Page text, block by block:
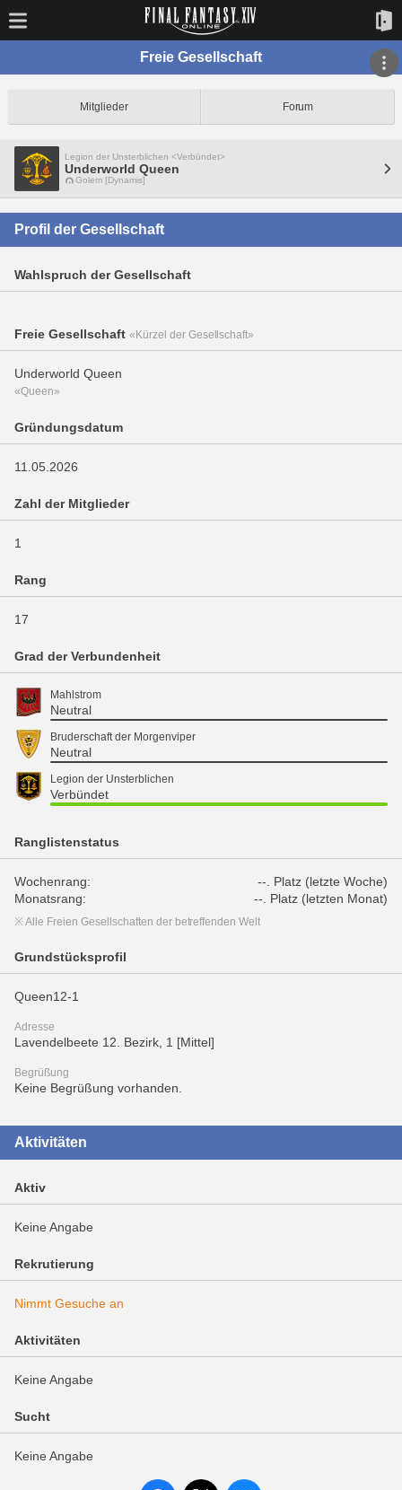
Freie Gesellschaft
Mitglieder Forum
Legion der Unsterblichen <Verbündet>
Underworld Queen
Golem [Dynamis]
Profil der Gesellschaft
Wahlspruch der Gesellschaft
Freie Gesellschaft «Kürzel der Gesellschaft»
Underworld Queen
«Queen»
Gründungsdatum
11.05.2026
Zahl der Mitglieder
1
Rang
17
Grad der Verbundenheit
Mahlstrom
Neutral
Bruderschaft der Morgenviper
Neutral
Legion der Unsterblichen
Verbündet
Ranglistenstatus
Wochenrang:
--. Platz (letzte Woche)
Monatsrang:
--. Platz (letzten Monat)
※ Alle Freien Gesellschaften der betreffenden Welt
Grundstücksprofil
Queen12-1
Adresse
Lavendelbeete 12. Bezirk, 1 [Mittel]
Begrüßung
Keine Begrüßung vorhanden.
Aktivitäten
Aktiv
Keine Angabe
Rekrutierung
Nimmt Gesuche an
Aktivitäten
Keine Angabe
Sucht
Keine Angabe